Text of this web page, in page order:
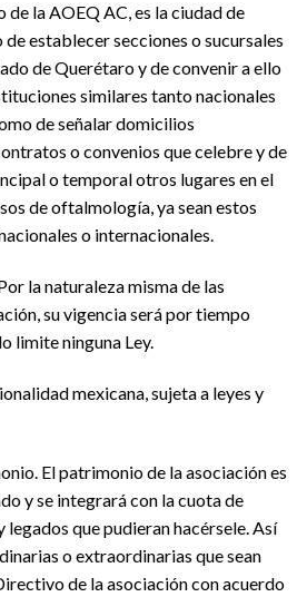
de la AOEQ AC, es la ciudad de
establecer secciones o sucursales
de Querétaro y de convenir a ello
similares tanto nacionales
de señalar domicilios
o convenios que celebre y de
o temporal otros lugares en el
de oftalmología, ya sean estos
o internacionales.
la naturaleza misma de las
su vigencia será por tiempo
limite ninguna Ley.
mexicana, sujeta a leyes y
El patrimonio de la asociación es
y se integrará con la cuota de
que pudieran hacérsele. Así
o extraordinarias que sean
de la asociación con acuerdo